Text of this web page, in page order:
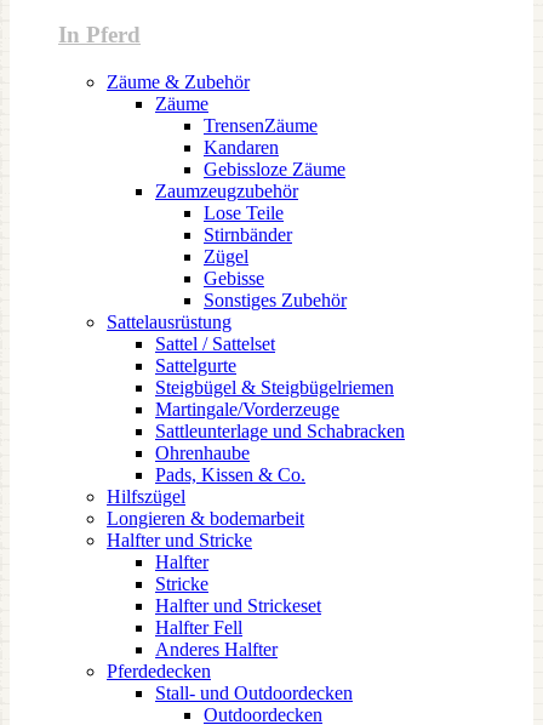
In Pferd
Zäume & Zubehör
Zäume
TrensenZäume
Kandaren
Gebissloze Zäume
Zaumzeugzubehör
Lose Teile
Stirnbänder
Zügel
Gebisse
Sonstiges Zubehör
Sattelausrüstung
Sattel / Sattelset
Sattelgurte
Steigbügel & Steigbügelriemen
Martingale/Vorderzeuge
Sattleunterlage und Schabracken
Ohrenhaube
Pads, Kissen & Co.
Hilfszügel
Longieren & bodemarbeit
Halfter und Stricke
Halfter
Stricke
Halfter und Strickeset
Halfter Fell
Anderes Halfter
Pferdedecken
Stall- und Outdoordecken
Outdoordecken